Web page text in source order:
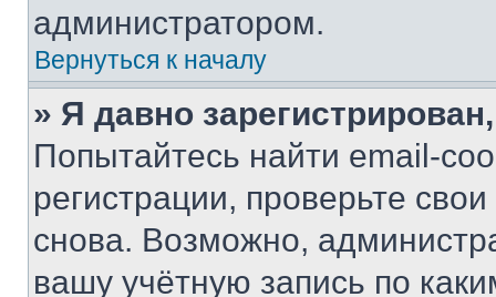
администратором.
Вернуться к началу
» Я давно
Попытайтесь найти email-
регистрации, проверьте
снова. Возможно,
вашу учётную запись по